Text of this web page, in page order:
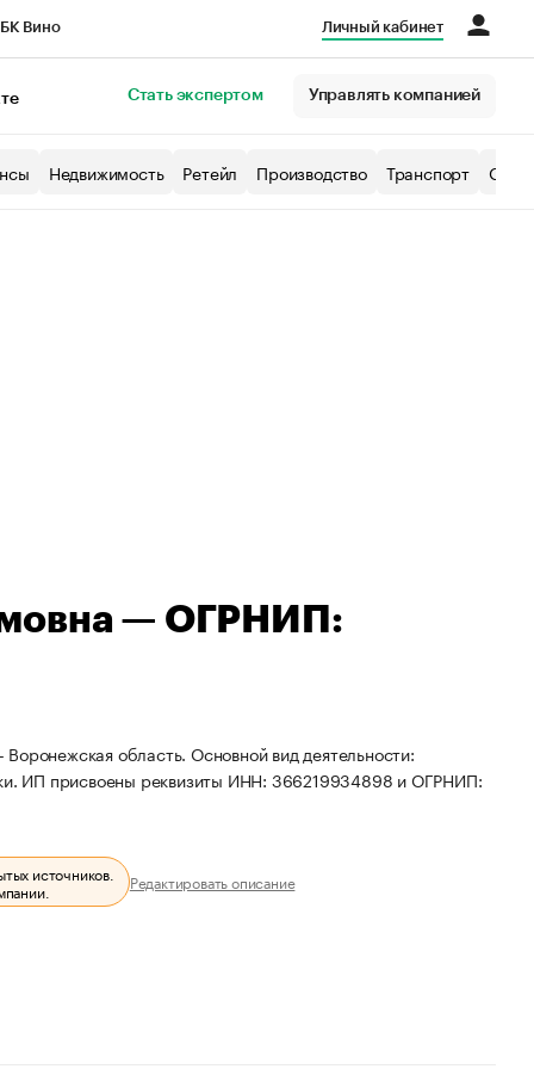
Вино Личный кабинет
Стать экспертом Управлять компанией
Недвижимость Ретейл Производство Транспорт
— ОГРНИП:
область. Основной вид деятельности:
ИП присвоены реквизиты ИНН: 366219934898 и ОГРНИП:
источников.
Редактировать описание